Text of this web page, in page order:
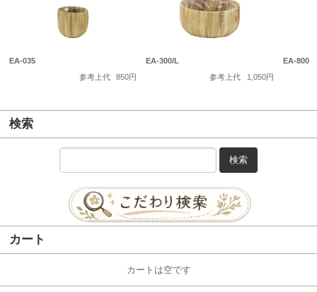
EA-035
参考上代
850円
EA-300/L
参考上代
1,050円
EA-800
検索
検索
カート
カートは空です